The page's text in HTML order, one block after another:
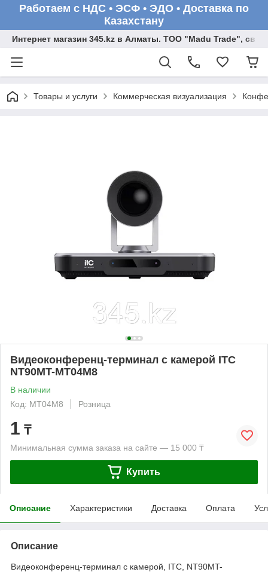
Работаем с НДС • ЭСФ • ЭДО • Доставка по
Казахстану
Интернет магазин 345.kz в Алматы. ТОО "Madu Trade",
Товары и услуги Коммерческая визуализация
Видеоконференц-терминал с камерой ITC
NT90MT-MT04M8
В наличии
Код: MT04M8
Розница
1 ₸
Минимальная сумма заказа на сайте — 15 000 ₸
Купить
Описание Характеристики Доставка Оплата
Описание
Видеоконференц-терминал с камерой, ITC, NT90MT-